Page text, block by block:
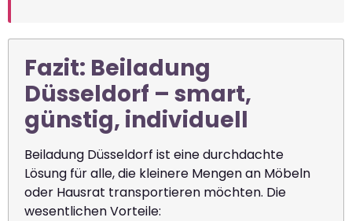
Fazit: Beiladung
Düsseldorf – smart,
günstig, individuell
Beiladung Düsseldorf ist eine durchdachte
Lösung für alle, die kleinere Mengen an Möbeln
oder Hausrat transportieren möchten. Die
wesentlichen Vorteile: